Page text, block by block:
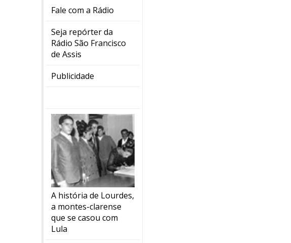
Fale com a Rádio
Seja repórter da
Rádio São Francisco
de Assis
Publicidade
A história de Lourdes,
a montes-clarense
que se casou com
Lula